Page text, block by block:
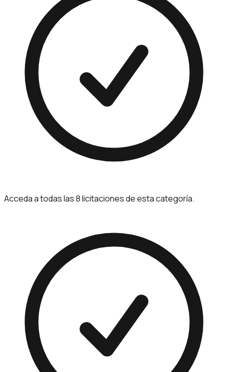
Acceda a todas las 8 licitaciones de esta categoría.